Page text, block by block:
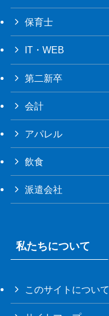
保育士
IT・WEB
第二新卒
会計
アパレル
飲食
派遣会社
私たちについて
このサイトについて